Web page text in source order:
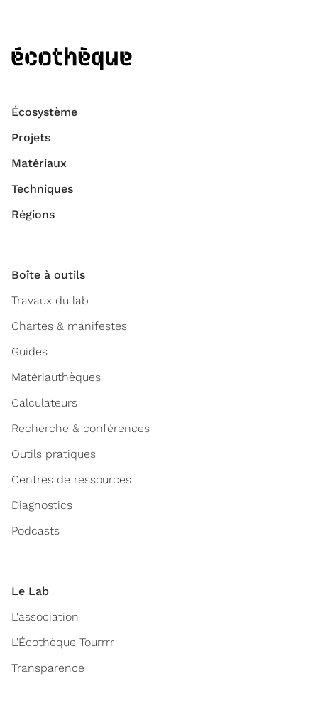
Écosystème
Projets
Matériaux
Techniques
Régions
Boîte à outils
Travaux du lab
Chartes & manifestes
Guides
Matériauthèques
Calculateurs
Recherche & conférences
Outils pratiques
Centres de ressources
Diagnostics
Podcasts
Le Lab
L'association
L'Écothèque Tourrrr
Transparence